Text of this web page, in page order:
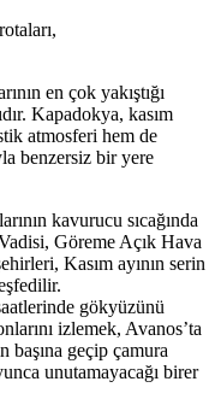
en çok yakıştığı
Kapadokya, kasım
atmosferi hem de
benzersiz bir yere
kavurucu sıcağında
Göreme Açık Hava
Kasım ayının serin
gökyüzünü
izlemek, Avanos’ta
başına geçip çamura
unutamayacağı birer